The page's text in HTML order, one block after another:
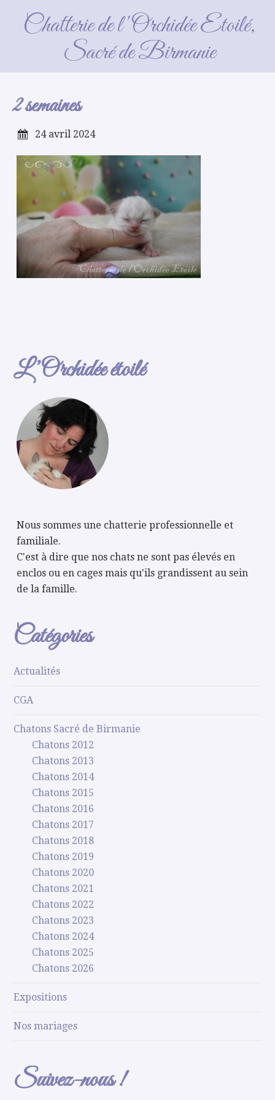
Chatterie de l'Orchidée Etoilé,
Sacré de Birmanie
2 semaines
2 semaines
24 avril 2024
L’Orchidée étoilé
Nous sommes une chatterie professionnelle et
familiale.
C'est à dire que nos chats ne sont pas élevés en
enclos ou en cages mais qu'ils grandissent au sein
de la famille.
Catégories
Actualités
CGA
Chatons Sacré de Birmanie
Chatons 2012
Chatons 2013
Chatons 2014
Chatons 2015
Chatons 2016
Chatons 2017
Chatons 2018
Chatons 2019
Chatons 2020
Chatons 2021
Chatons 2022
Chatons 2023
Chatons 2024
Chatons 2025
Chatons 2026
Expositions
Nos mariages
Suivez-nous !